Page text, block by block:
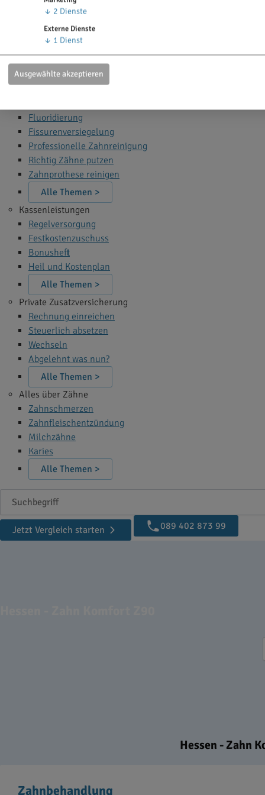
Zahn Bleaching
Zahnfüllung
Zahnspange
Wurzelbehandlung
Narkose beim Zahnarzt
Alle Themen >
Fluoridierung
Fissurenversiegelung
Professionelle Zahnreinigung
Richtig Zähne putzen
Zahnprothese reinigen
Alle Themen >
Kassenleistungen
Regelversorgung
Festkostenzuschuss
Bonusheft
Heil und Kostenplan
Alle Themen >
Private Zusatzversicherung
Rechnung einreichen
Steuerlich absetzen
Wechseln
Abgelehnt was nun?
Alle Themen >
Alles über Zähne
Zahnschmerzen
Zahnfleischentzündung
Milchzähne
Karies
Alle Themen >
Suchbegriff
Jetzt Vergleich starten 089 402 873 99
Hessen - Zahn
Zahnbehandlung
↓ 2 Dienste
Externe Dienste
↓ 1 Dienst
Ausgewählte akzeptieren